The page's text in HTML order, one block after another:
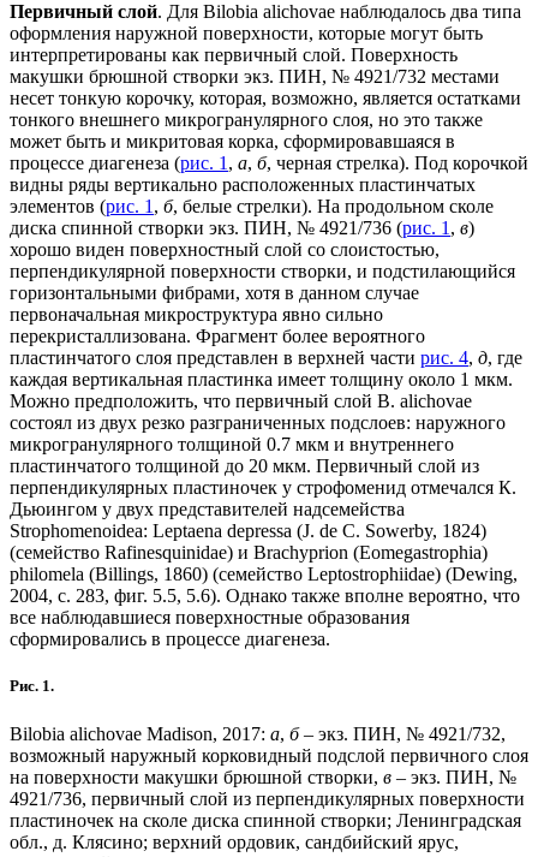
Первичный слой. Для Bilobia alichovae наблюдалось два типа
оформления наружной поверхности, которые могут быть
интерпретированы как первичный слой. Поверхность
макушки брюшной створки экз. ПИН, № 4921/732 местами
несет тонкую корочку, которая, возможно, является остатками
тонкого внешнего микрогранулярного слоя, но это также
может быть и микритовая корка, сформировавшаяся в
процессе диагенеза (рис. 1 , а, б, черная стрелка). Под корочкой
видны ряды вертикально расположенных пластинчатых
элементов (рис. 1 , б, белые стрелки). На продольном сколе
диска спинной створки экз. ПИН, № 4921/736 (рис. 1 , в)
хорошо виден поверхностный слой со слоистостью,
перпендикулярной поверхности створки, и подстилающийся
горизонтальными фибрами, хотя в данном случае
первоначальная микроструктура явно сильно
перекристаллизована. Фрагмент более вероятного
пластинчатого слоя представлен в верхней части рис. 4, д, где
каждая вертикальная пластинка имеет толщину около 1 мкм.
Можно предположить, что первичный слой B. alichovae
состоял из двух резко разграниченных подслоев: наружного
микрогранулярного толщиной 0.7 мкм и внутреннего
пластинчатого толщиной до 20 мкм. Первичный слой из
перпендикулярных пластиночек у строфоменид отмечался К.
Дьюингом у двух представителей надсемейства
Strophomenoidea: Leptaena depressa (J. de C. Sowerby, 1824)
(семейство Rafinesquinidae) и Brachyprion (Eomegastrophia)
philomela (Billings, 1860) (семейство Leptostrophiidae) (Dewing,
2004, с. 283, фиг. 5.5, 5.6). Однако также вполне вероятно, что
все наблюдавшиеся поверхностные образования
сформировались в процессе диагенеза.
Рис. 1.
Bilobia alichovae Madison, 2017: а, б– экз. ПИН, № 4921/732,
возможный наружный корковидный подслой первичного слоя
на поверхности макушки брюшной створки, в – экз. ПИН, №
4921/736, первичный слой из перпендикулярных поверхности
пластиночек на сколе диска спинной створки; Ленинградская
обл., д. Клясино; верхний ордовик, сандбийский ярус,